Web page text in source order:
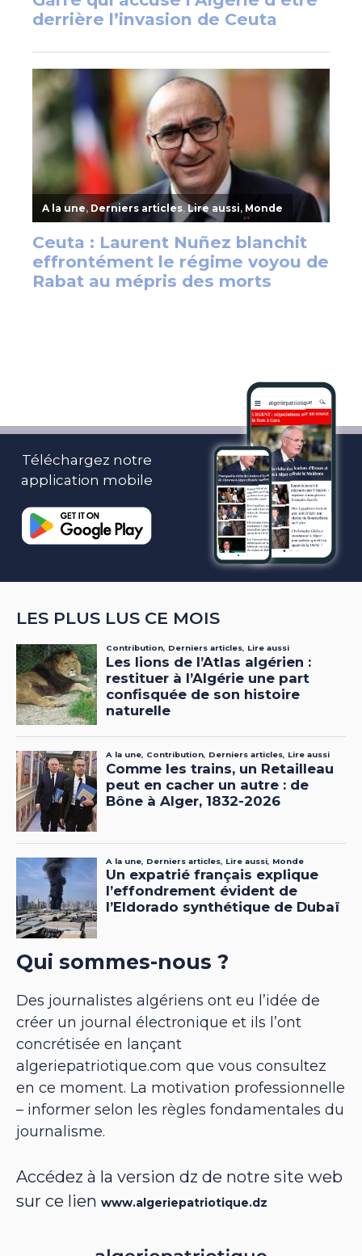
Téléchargez notre
application mobile
LES PLUS LUS CE MOIS
Qui sommes-nous ?
Des journalistes algériens ont eu l’idée de
créer un journal électronique et ils l’ont
concrétisée en lançant
algeriepatriotique.com que vous consultez
en ce moment. La motivation professionnelle
– informer selon les règles fondamentales du
journalisme.
Accédez à la version dz de notre site web
sur ce lien www.algeriepatriotique.dz